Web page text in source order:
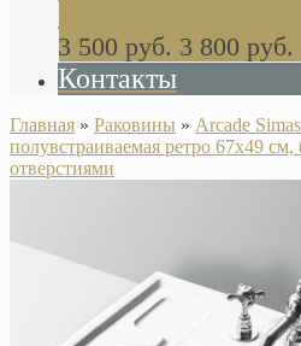
НАЛИЧИИ
3 500 руб. 3 800 руб.
Контакты
Главная » Раковины » Arcade
полувстраиваемая ретро 67х49
отверстиями